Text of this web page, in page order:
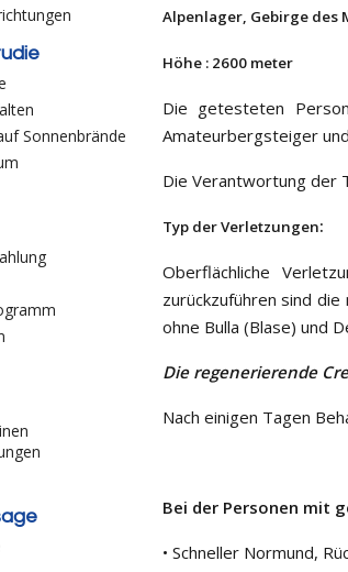
Sonnenbrände
Alpenlager, Gebirge des
Höhe : 2600 meter
Die getesteten
Amateurbergsteiger
Die Verantwortung der
Typ der Verletzungen:
Oberflächliche
zurückzuführen sind
ohne Bulla (Blase) und
Die regenerierende
Nach einigen Tagen
Bei der Personen mit
• Schneller Normund,